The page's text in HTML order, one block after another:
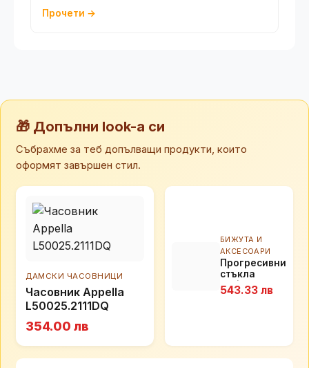
Прочети →
🎁 Допълни look-а си
Събрахме за теб допълващи продукти, които
оформят завършен стил.
ДАМСКИ ЧАСОВНИЦИ
Часовник Appella
L50025.2111DQ
354.00 лв
БИЖУТА И
АКСЕСОАРИ
Прогресивни
стъкла
Essilor
Physio
543.33 лв